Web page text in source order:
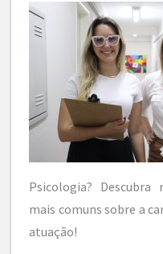
Psicologia?
mais comuns sobre a
atuação!